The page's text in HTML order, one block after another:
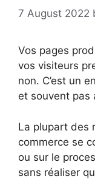
7 August 2022
Vos pages
vos visiteurs
non. C’est un
et souvent pas
La plupart des
commerce se
ou sur le
sans réaliser